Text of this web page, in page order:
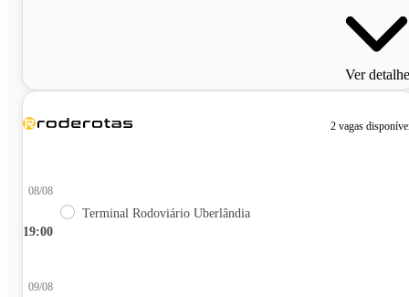
Ver
2 vagas
19:00
08/08
Terminal Rodoviário Uberlândia
09/08